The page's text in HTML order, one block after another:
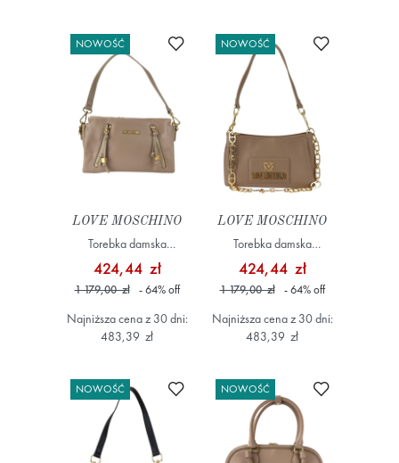
NOWOŚĆ Dodaj do ulubionych
LOVE MOSCHINO
Torebka damska
JC4285PP0OK13 Beżowy
424,44 zł
1 179,00 zł - 64%off
Najniższa cena z 30 dni:
483,39 zł
NOWOŚĆ Dodaj do
LOVE MOSCHINO
Torebka damska
JC4167PP1OL12 Beżowy
424,44 zł
1 179,00 zł - 64%off
Najniższa cena z 30 dni:
483,39 zł
NOWOŚĆ Dodaj do ulubionych
NOWOŚĆ Dodaj do